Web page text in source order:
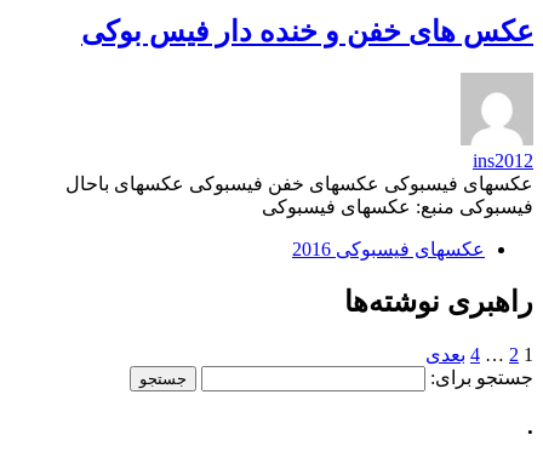
عکس های خفن و خنده دار فیس بوکی
ins2012
عکسهای فیسبوکی عکسهای خفن فیسبوکی عکسهای باحال
فیسبوکی منبع: عکسهای فیسبوکی
عکسهای فیسبوکی 2016
راهبری نوشته‌ها
1
2
…
4 بعدی
جستجو برای:
.